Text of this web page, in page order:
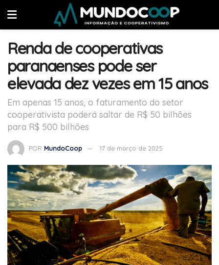
Renda de cooperativas
paranaenses pode ser
elevada dez vezes em 15 anos
Em apenas 15 anos, o faturamento do setor
cooperativista poderá saltar de R$ 50 bilhões
para R$ 500 bilhões
POR MundoCoop 17 de março de 2025